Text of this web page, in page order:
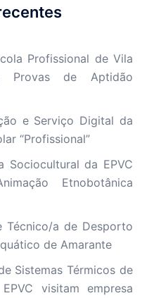
Profissional de Vila
Provas de Aptidão
e Serviço Digital da
“Profissional”
Sociocultural da EPVC
Etnobotânica
Técnico/a de Desporto
de Amarante
Sistemas Térmicos de
visitam empresa